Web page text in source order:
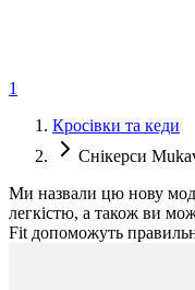
1
Кросівки та кеди
Снікерси
Ми назвали цю нову
легкістю, а також ви
Fit допоможуть